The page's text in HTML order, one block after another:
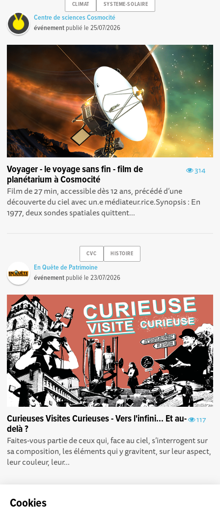
Cookies
CLIMAT SYSTEME-SOLAIRE
Centre de sciences Cosmocité
événement publié le25/07/2026
314
Voyager - le voyage sans fin - film de
planétarium à Cosmocité
Film de 27 min, accessible dès 12 ans, précédé d’une
découverte du ciel avec un.e médiateur.rice.Synopsis : En
1977, deux sondes spatiales quittent...
CVC HISTOIRE
En Quête de Patrimoine
événement publié le23/07/2026
117
Curieuses Visites Curieuses - Vers l'infini... Et au-
delà ?
Faites-vous partie de ceux qui, face au ciel, s’interrogent sur
sa composition, les éléments qui y gravitent, sur leur aspect,
leur couleur, leur...